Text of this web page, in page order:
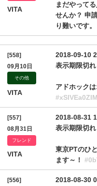
VITA
まだやって
せんか？ 申
り難いです。
[558]
09月10日
その他
VITA
2018-09-10
表示期限切れ
アドホック
[557]
08月31日
フレンド
VITA
2018-08-31
表示期限切れ
東京PTのひ
ます～！
[556]
2018-08-30